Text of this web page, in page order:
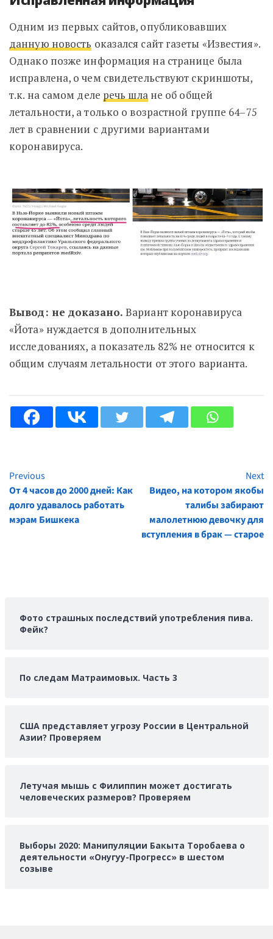
Одним из первых сайтов, опубликовавших
данную новость оказался сайт газеты «Известия».
Однако позже информация на странице была
исправлена, о чем свидетельствуют скриншоты,
т.к. на самом деле речь шла не об общей
летальности, а только о возрастной группе 64–75
лет в сравнении с другими вариантами
коронавируса.
Вывод: не доказано. Вариант коронавируса
«Йота» нуждается в дополнительных
исследованиях, а показатель 82% не относится к
общим случаям летальности от этого варианта.
Continue
Reading
Previous
От 4 часов до 2000 дней: Как
долго удавалось работать
мэрам Бишкека
Next
Видео, на котором якобы
талибы забирают
малолетнюю девочку для
вступления в брак — старое
Фото страшных последствий употребления пива.
Фейк?
По следам Матраимовых. Часть 3
США представляет угрозу России в Центральной
Азии? Проверяем
Летучая мышь с Филиппин может достигать
человеческих размеров? Проверяем
Выборы 2020: Манипуляции Бакыта Торобаева о
деятельности «Онугуу-Прогресс» в шестом
созыве